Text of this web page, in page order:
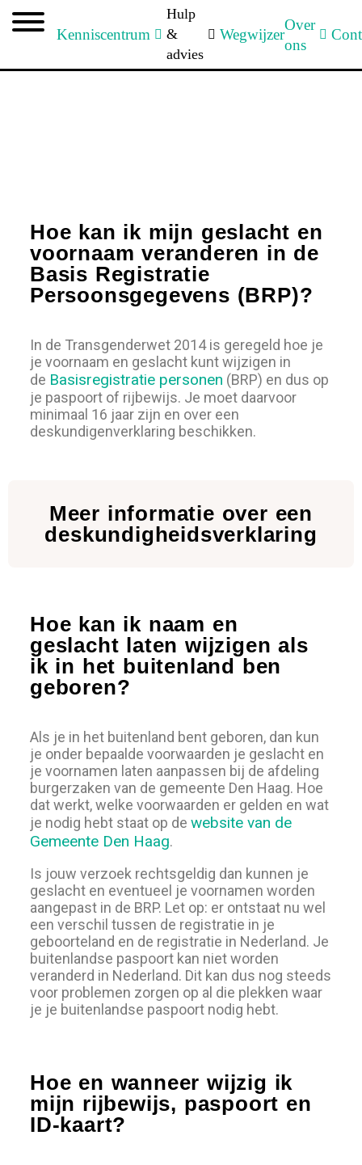
Kenniscentrum
Hulp
&
advies
Wegwijzer
Over
ons
Informatie
Hoe kan ik mijn geslacht en
voornaam veranderen in de
Basis Registratie
Persoonsgegevens (BRP)?
In de Transgenderwet 2014 is geregeld hoe je
je voornaam en geslacht kunt wijzigen in
de Basisregistratie personen (BRP) en dus op
je paspoort of rijbewijs. Je moet daarvoor
minimaal 16 jaar zijn en over een
deskundigenverklaring beschikken.
Meer informatie over een
deskundigheidsverklaring
Hoe kan ik naam en
geslacht laten wijzigen als
ik in het buitenland ben
geboren?
Als je in het buitenland bent geboren, dan kun
je onder bepaalde voorwaarden je geslacht en
je voornamen laten aanpassen bij de afdeling
burgerzaken van de gemeente Den Haag. Hoe
dat werkt, welke voorwaarden er gelden en wat
je nodig hebt staat op de website van de
Gemeente Den Haag.
Is jouw verzoek rechtsgeldig dan kunnen je
geslacht en eventueel je voornamen worden
aangepast in de BRP. Let op: er ontstaat nu wel
een verschil tussen de registratie in je
geboorteland en de registratie in Nederland. Je
buitenlandse paspoort kan niet worden
veranderd in Nederland. Dit kan dus nog steeds
voor problemen zorgen op al die plekken waar
je je buitenlandse paspoort nodig hebt.
Hoe en wanneer wijzig ik
mijn rijbewijs, paspoort en
ID-kaart?